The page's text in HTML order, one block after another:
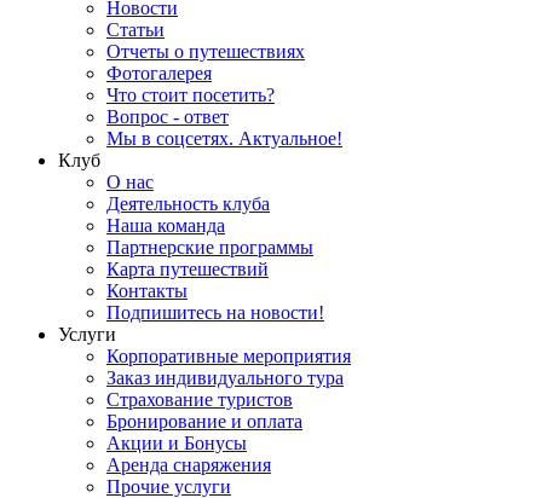
Новости
Статьи
Отчеты о путешествиях
Фотогалерея
Что стоит посетить?
Вопрос - ответ
Мы в соцсетях. Актуальное!
Клуб
О нас
Деятельность клуба
Наша команда
Партнерские программы
Карта путешествий
Контакты
Подпишитесь на новости!
Услуги
Корпоративные мероприятия
Заказ индивидуального тура
Страхование туристов
Бронирование и оплата
Акции и Бонусы
Аренда снаряжения
Прочие услуги